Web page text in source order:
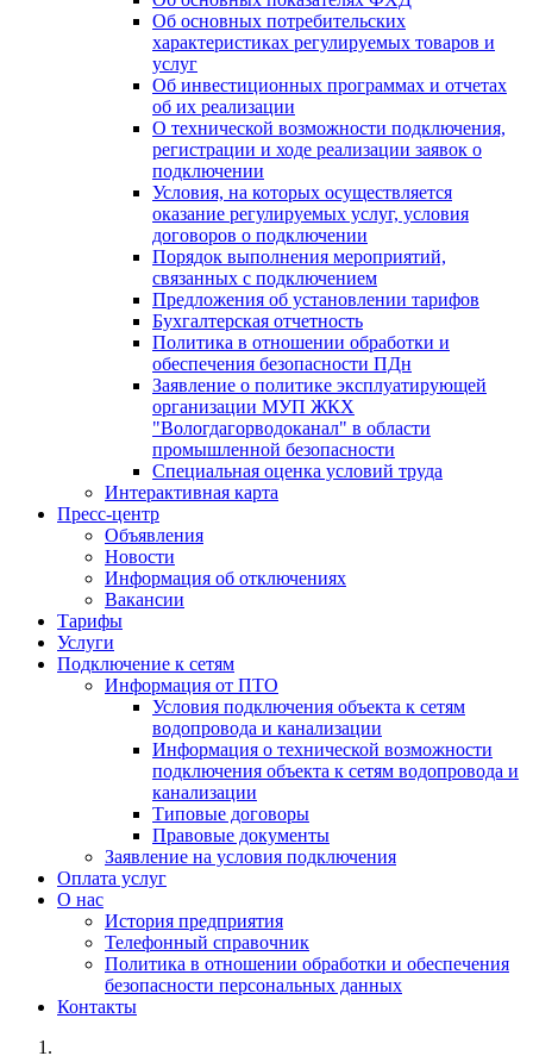
Об основных потребительских
характеристиках регулируемых товаров и
услуг
Об инвестиционных программах и отчетах
об их реализации
О технической возможности подключения,
регистрации и ходе реализации заявок о
подключении
Условия, на которых осуществляется
оказание регулируемых услуг, условия
договоров о подключении
Порядок выполнения мероприятий,
связанных с подключением
Предложения об установлении тарифов
Бухгалтерская отчетность
Политика в отношении обработки и
обеспечения безопасности ПДн
Заявление о политике эксплуатирующей
организации МУП ЖКХ
"Вологдагорводоканал" в области
промышленной безопасности
Специальная оценка условий труда
Интерактивная карта
Пресс-центр
Объявления
Новости
Информация об отключениях
Вакансии
Тарифы
Услуги
Подключение к сетям
Информация от ПТО
Условия подключения объекта к сетям
водопровода и канализации
Информация о технической возможности
подключения объекта к сетям водопровода и
канализации
Типовые договоры
Правовые документы
Заявление на условия подключения
Оплата услуг
О нас
История предприятия
Телефонный справочник
Политика в отношении обработки и обеспечения
безопасности персональных данных
Контакты